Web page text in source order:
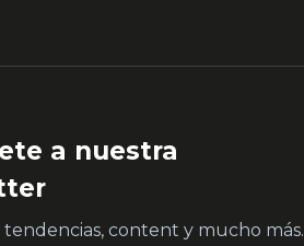
a nuestra
tendencias, content y mucho más.